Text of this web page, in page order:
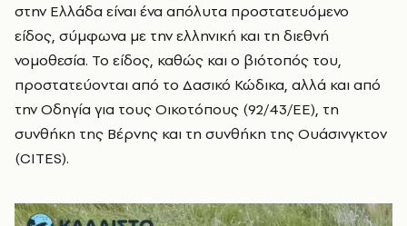
στην Ελλάδα είναι ένα απόλυτα προστατευόμενο
είδος, σύμφωνα με την ελληνική και τη διεθνή
νομοθεσία. Το είδος, καθώς και ο βιότοπός του,
προστατεύονται από το Δασικό Κώδικα, αλλά και από
την Οδηγία για τους Οικοτόπους (92/43/ΕΕ), τη
συνθήκη της Βέρνης και τη συνθήκη της Ουάσινγκτον
(CITES).